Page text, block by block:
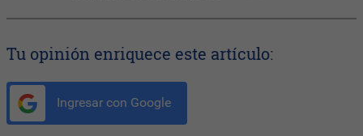
Tu opinión enriquece este artículo:
Ingresar con Google